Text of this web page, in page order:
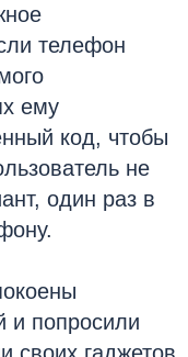
телефон
ему
код, чтобы
не
один раз в
и попросили